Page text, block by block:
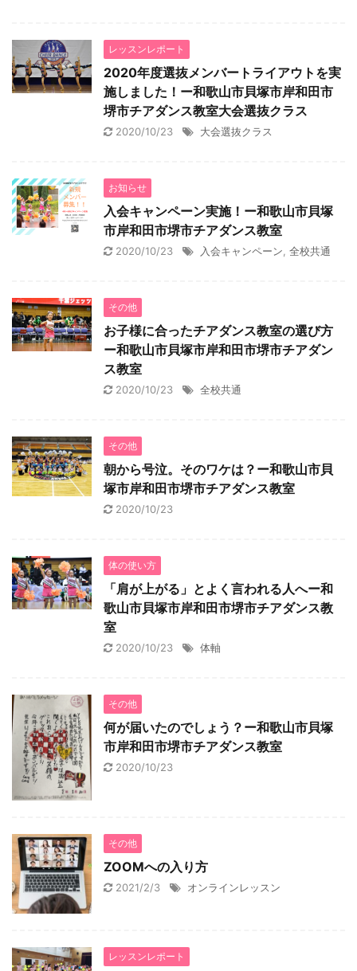
レッスンレポート
2020年度選抜メンバートライアウトを実
施しました！ー和歌山市貝塚市岸和田市
堺市チアダンス教室大会選抜クラス
2020/10/23 大会選抜クラス
お知らせ
入会キャンペーン実施！ー和歌山市貝塚
市岸和田市堺市チアダンス教室
2020/10/23 入会キャンペーン 全校共通
その他
お子様に合ったチアダンス教室の選び方
ー和歌山市貝塚市岸和田市堺市チアダン
ス教室
2020/10/23 全校共通
その他
朝から号泣。そのワケは？ー和歌山市貝
塚市岸和田市堺市チアダンス教室
2020/10/23
体の使い方
「肩が上がる」とよく言われる人へー和
歌山市貝塚市岸和田市堺市チアダンス教
室
2020/10/23 体軸
その他
何が届いたのでしょう？ー和歌山市貝塚
市岸和田市堺市チアダンス教室
2020/10/23
その他
ZOOMへの入り方
2021/2/3 オンラインレッスン
レッスンレポート